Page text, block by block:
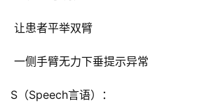
让患者平举双臂
一侧手臂无力下垂提示异常
S（Speech言语）：